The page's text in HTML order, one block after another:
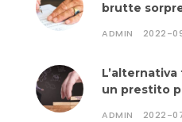
brutte
ADMIN 2022-
un prestito
ADMIN 2022-